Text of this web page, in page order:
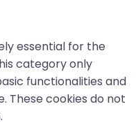
essential for the
category only
functionalities and
These cookies do not